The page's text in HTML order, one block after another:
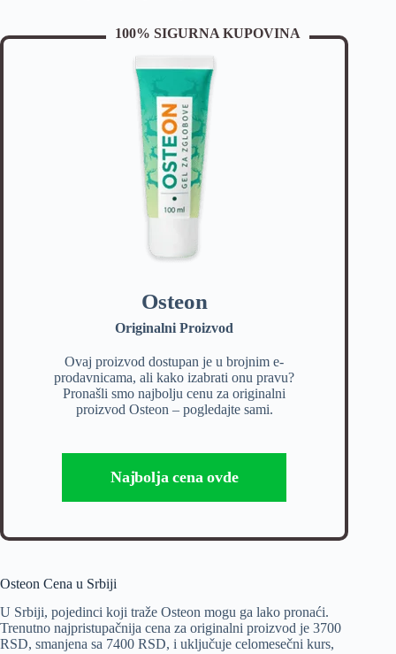
100% SIGURNA KUPOVINA
Osteon
Originalni Proizvod
Ovaj proizvod dostupan je u brojnim e-
prodavnicama, ali kako izabrati onu pravu?
Pronašli smo najbolju cenu za originalni
proizvod Osteon – pogledajte sami.
Najbolja cena ovde
Osteon Cena u Srbiji
U Srbiji, pojedinci koji traže Osteon mogu ga lako pronaći.
Trenutno najpristupačnija cena za originalni proizvod je 3700
RSD, smanjena sa 7400 RSD, i uključuje celomesečni kurs,